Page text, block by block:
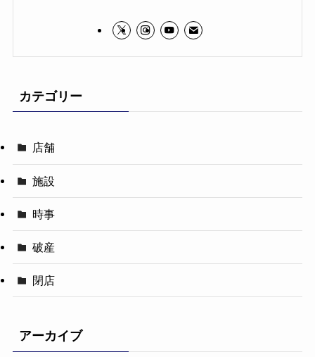
カテゴリー
店舗
施設
時事
破産
閉店
アーカイブ